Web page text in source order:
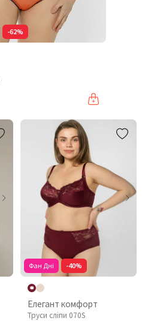
-62%
Фан Дні -40%
Елегант комфорт
Труси сліпи 070S